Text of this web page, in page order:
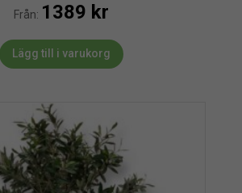
Från: 1389 kr
Lägg till i varukorg